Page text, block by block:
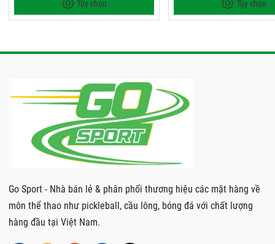
Tùy chọn Tùy chọn
Go Sport - Nhà bán lẻ & phân phối thương hiệu các mặt hàng về
môn thể thao như pickleball, cầu lông, bóng đá với chất lượng
hàng đầu tại Việt Nam.